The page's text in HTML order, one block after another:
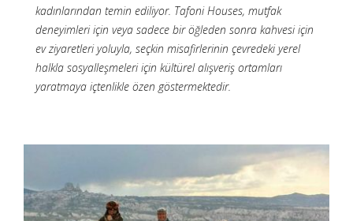
kadınlarından temin ediliyor. Tafoni Houses, mutfak
deneyimleri için veya sadece bir öğleden sonra kahvesi için
ev ziyaretleri yoluyla, seçkin misafirlerinin çevredeki yerel
halkla sosyalleşmeleri için kültürel alışveriş ortamları
yaratmaya içtenlikle özen göstermektedir.